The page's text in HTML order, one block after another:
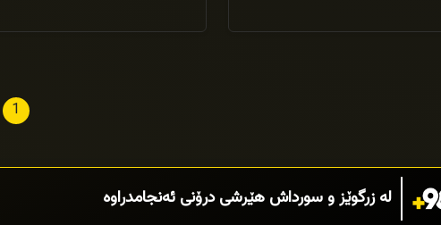
1
لە زرگوێز و سورداش هێرشی درۆنی ئەنجامدراوە